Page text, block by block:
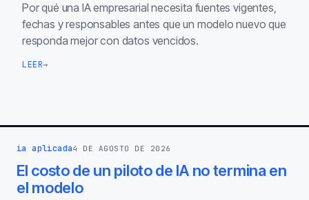
Por qué una IA empresarial necesita fuentes vigentes,
fechas y responsables antes que un modelo nuevo que
responda mejor con datos vencidos.
LEER→
ia aplicada4 DE AGOSTO DE 2026
El costo de un piloto de IA no termina en
el modelo